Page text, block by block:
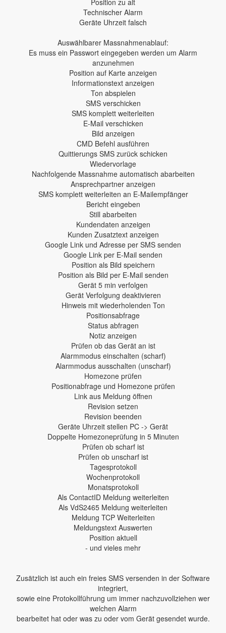
Position zu alt
Technischer Alarm
Geräte Uhrzeit falsch
Auswählbarer Massnahmenablauf:
Es muss ein Passwort eingegeben werden um Alarm
anzunehmen
Position auf Karte anzeigen
Informationstext anzeigen
Ton abspielen
SMS verschicken
SMS komplett weiterleiten
E-Mail verschicken
Bild anzeigen
CMD Befehl ausführen
Quittierungs SMS zurück schicken
Wiedervorlage
Nachfolgende Massnahme automatisch abarbeiten
Ansprechpartner anzeigen
SMS komplett weiterleiten an E-Mailempfänger
Bericht eingeben
Still abarbeiten
Kundendaten anzeigen
Kunden Zusatztext anzeigen
Google Link und Adresse per SMS senden
Google Link per E-Mail senden
Position als Bild speichern
Position als Bild per E-Mail senden
Gerät 5 min verfolgen
Gerät Verfolgung deaktivieren
Hinweis mit wiederholenden Ton
Positionsabfrage
Status abfragen
Notiz anzeigen
Prüfen ob das Gerät an ist
Alarmmodus einschalten (scharf)
Alarmmodus ausschalten (unscharf)
Homezone prüfen
Positionabfrage und Homezone prüfen
Link aus Meldung öffnen
Revision setzen
Revision beenden
Geräte Uhrzeit stellen PC -> Gerät
Doppelte Homezoneprüfung in 5 Minuten
Prüfen ob scharf ist
Prüfen ob unscharf ist
Tagesprotokoll
Wochenprotokoll
Monatsprotokoll
Als ContactID Meldung weiterleiten
Als VdS2465 Meldung weiterleiten
Meldung TCP Weiterleiten
Meldungstext Auswerten
Position aktuell
- und vieles mehr
Zusätzlich ist auch ein freies SMS versenden in der Software
integriert,
sowie eine Protokollführung um immer nachzuvollziehen wer
welchen Alarm
bearbeitet hat oder was zu oder vom Gerät gesendet wurde.